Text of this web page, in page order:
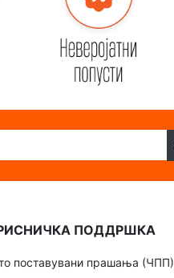
ПОДДРШКА
поставувани прашања (ЧПП)